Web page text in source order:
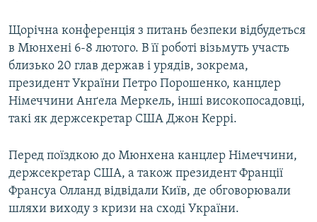
Щорічна конференція з питань безпеки відбудеться
в Мюнхені 6-8 лютого. В її роботі візьмуть участь
близько 20 глав держав і урядів, зокрема,
президент України Петро Порошенко, канцлер
Німеччини Анґела Меркель, інші високопосадовці,
такі як держсекретар США Джон Керрі.
Перед поїздкою до Мюнхена канцлер Німеччини,
держсекретар США, а також президент Франції
Франсуа Олланд відвідали Київ, де обговорювали
шляхи виходу з кризи на сході України.